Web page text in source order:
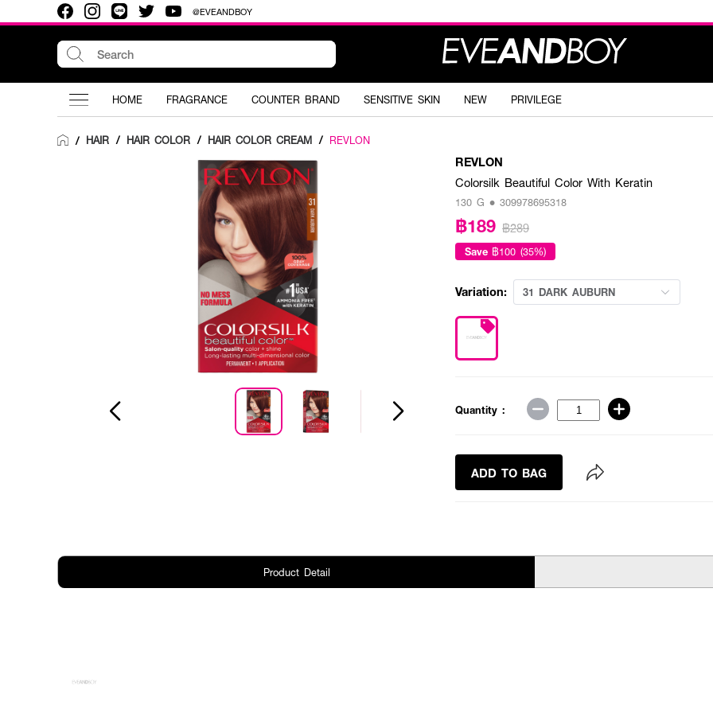
@EVEANDBOY
HOME FRAGRANCE COUNTER BRAND SENSITIVE SKIN NEW PRIVILEGE
/ HAIR / HAIR COLOR / HAIR COLOR CREAM / REVLON
REVLON
Colorsilk Beautiful Color With Keratin
130 G • 309978695318
฿189 ฿289
Save ฿100 (35%)
Variation: 31 DARK AUBURN
Quantity :
ADD TO BAG
Product Detail